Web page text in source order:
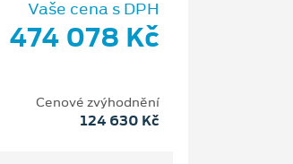
Vaše cena s DPH
474 078 Kč
Cenové zvýhodnění
124 630 Kč